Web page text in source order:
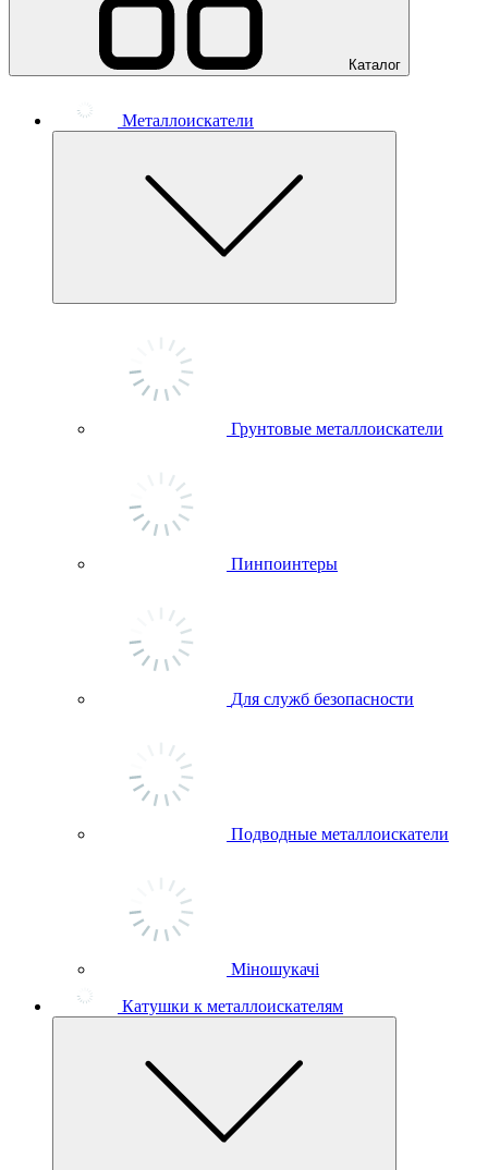
Каталог
Металлоискатели
Грунтовые металлоискатели
Пинпоинтеры
Для служб безопасности
Подводные металлоискатели
Міношукачі
Катушки к металлоискателям